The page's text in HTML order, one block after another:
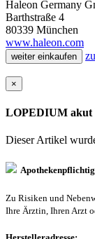
Haleon Germany
Barthstraße 4
80339 München
www.haleon.com
weiter einkaufen
×
LOPEDIUM akut
Dieser Artikel
Apothekenpflichtig
Zu Risiken und
Ihre Ärztin, Ihren Arzt